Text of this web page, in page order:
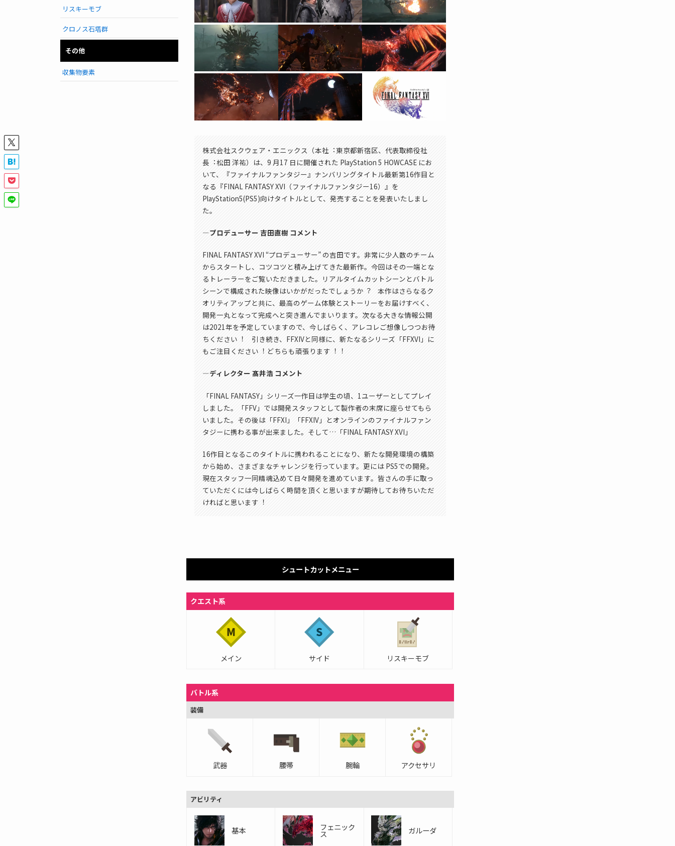
株式会社スクウェア・エニックス（本社︓東京都新宿区、代表取締役社
長︓松田 洋祐）は、9 月17 日に開催された PlayStation 5 HOWCASE にお
いて、『ファイナルファンタジー』ナンバリングタイトル最新第16作目と
なる『FINAL FANTASY XVI（ファイナルファンタジー16）』を
PlayStation5(PS5)向けタイトルとして、発売することを発表いたしまし
た。
―プロデューサー 吉田直樹 コメント
FINAL FANTASY XVI “プロデューサー” の吉田です。非常に少人数のチーム
からスタートし、コツコツと積み上げてきた最新作。今回はその一端とな
るトレーラーをご覧いただきました。リアルタイムカットシーンとバトル
シーンで構成された映像はいかがだったでしょうか︖ 本作はさらなるク
オリティアップと共に、最高のゲーム体験とストーリーをお届けすべく、
開発一丸となって完成へと突き進んでまいります。次なる大きな情報公開
は2021年を予定していますので、今しばらく、アレコレご想像しつつお待
ちください︕ 引き続き、FFXIVと同様に、新たなるシリーズ「FFXVI」に
もご注目ください︕ どちらも頑張ります︕︕
―ディレクター 髙井浩 コメント
「FINAL FANTASY」シリーズ一作目は学生の頃、1ユーザーとしてプレイ
しました。「FFV」では開発スタッフとして製作者の末席に座らせてもら
いました。その後は「FFXI」「FFXIV」とオンラインのファイナルファン
タジーに携わる事が出来ました。そして…「FINAL FANTASY XVI」
16作目となるこのタイトルに携われることになり、新たな開発環境の構築
から始め、さまざまなチャレンジを行っています。更には PS5での開発。
現在スタッフ一同精魂込めて日々開発を進めています。皆さんの手に取っ
ていただくには今しばらく時間を頂くと思いますが期待してお待ちいただ
ければと思います︕
シュートカットメニュー
クエスト系
メイン サイド リスキーモブ
バトル系
装備
武器 腰帯 腕輪 アクセサリ
アビリティ
基本 フェニック
ス ガルーダ
リスキーモブ
クロノス石塔群
その他
収集物要素